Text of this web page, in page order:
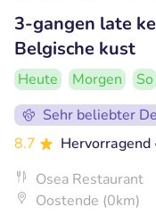
3-gangen late
Belgische kust
Heute Morgen So
Sehr beliebter
8.7
Hervorragend
Osea Restaurant
Oostende (0km)